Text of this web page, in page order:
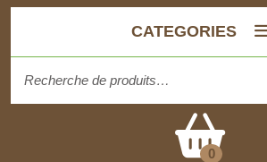
Button
CATEGORIES
pour :
0